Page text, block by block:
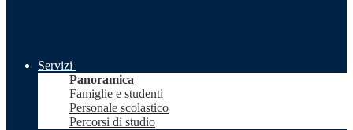
Servizi
Panoramica
Famiglie e studenti
Personale scolastico
Percorsi di studio